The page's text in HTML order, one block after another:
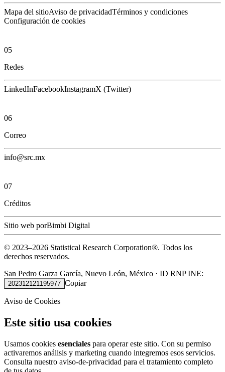
Mapa del sitioAviso de privacidadTérminos y condiciones
Configuración de cookies
05
Redes
LinkedInFacebookInstagramX (Twitter)
06
Correo
info@src.mx
07
Créditos
Sitio web porBimbi Digital
© 2023–2026 Statistical Research Corporation®. Todos los
derechos reservados.
San Pedro Garza García, Nuevo León, México · ID RNP INE:
202312121195977 Copiar
Aviso de Cookies
Este sitio usa cookies
Usamos cookies esenciales para operar este sitio. Con su permiso
activaremos análisis y marketing cuando integremos esos servicios.
Consulta nuestro aviso-de-privacidad para el tratamiento completo